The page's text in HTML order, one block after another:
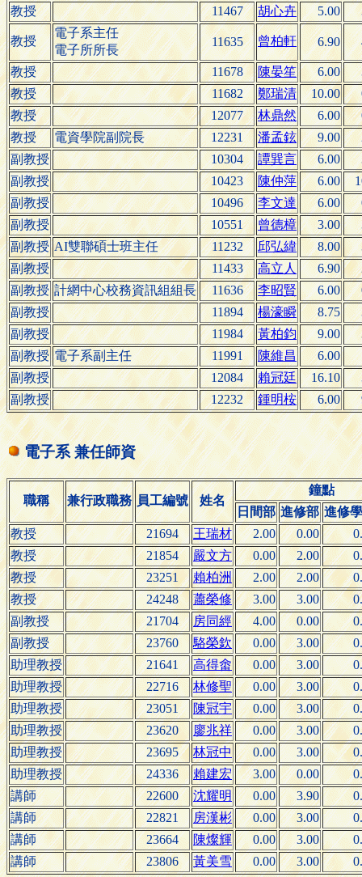
教授
11467 胡心卉 5.00
教授
電子系主任
電子所所長
11635 曾柏軒 6.90
教授 11678 陳晏笙 6.00
教授
11682 鄭瑞清 10.00
教授
12077 林鼎然 6.00
教授
電資學院副院長 12231 潘孟鉉 9.00
副教授
10304 譚巽言 6.00
副教授
10423 陳仲萍 6.00
副教授
10496 李文達 6.00
副教授
10551 曾德樟 3.00
副教授 AI雙聯碩士班主任 11232 邱弘緯 8.00
副教授
11433 高立人 6.90
副教授 計網中心校務資訊組組長 11636 李昭賢 6.00
副教授
11894 楊濠瞬 8.75
副教授
11984 黃柏鈞 9.00
副教授 電子系副主任 11991 陳維昌 6.00
副教授
12084 賴冠廷 16.10
副教授
12232 鍾明桉 6.00
電子系 兼任師資
職稱 兼行政職務 員工編號 姓名
鐘點
日間部 進修部 進修
教授
21694 王瑞材 2.00 0.00
教授
21854 嚴文方 0.00 2.00
教授
23251 賴柏洲 2.00 2.00
教授
24248 蕭榮修 3.00 3.00
副教授
21704 房同經 4.00 0.00
副教授
23760 駱榮欽 0.00 3.00
助理教授
21641 高得畬 0.00 3.00
助理教授
22716 林修聖 0.00 3.00
助理教授
23051 陳冠宇 0.00 3.00
助理教授
23620 廖兆祥 0.00 3.00
助理教授
23695 林冠中 0.00 3.00
助理教授
24336 賴建宏 3.00 0.00
講師
22600 沈耀明 0.00 3.90
講師
22821 房漢彬 0.00 3.00
講師
23664 陳燦輝 0.00 3.00
講師
23806 黃美雪 0.00 3.00